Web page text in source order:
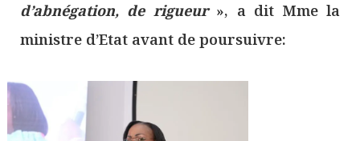
d’abnégation, de rigueur», a dit Mme la
ministre d’Etat avant de poursuivre: